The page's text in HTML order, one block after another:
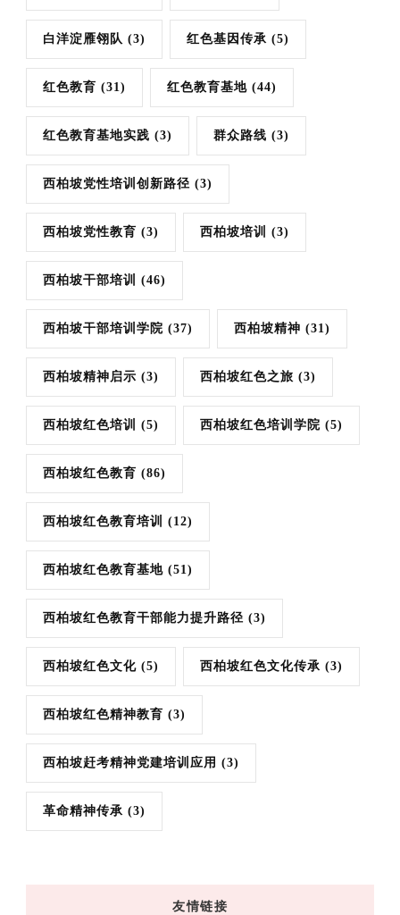
白洋淀雁翎队 (3) 红色基因传承 (5)
红色教育 (31) 红色教育基地 (44)
红色教育基地实践 (3) 群众路线 (3)
西柏坡党性培训创新路径 (3)
西柏坡党性教育 (3) 西柏坡培训 (3)
西柏坡干部培训 (46)
西柏坡干部培训学院 (37) 西柏坡精神 (31)
西柏坡精神启示 (3) 西柏坡红色之旅 (3)
西柏坡红色培训 (5) 西柏坡红色培训学院 (5)
西柏坡红色教育 (86)
西柏坡红色教育培训 (12)
西柏坡红色教育基地 (51)
西柏坡红色教育干部能力提升路径 (3)
西柏坡红色文化 (5) 西柏坡红色文化传承 (3)
西柏坡红色精神教育 (3)
西柏坡赶考精神党建培训应用 (3)
革命精神传承 (3)
友情链接